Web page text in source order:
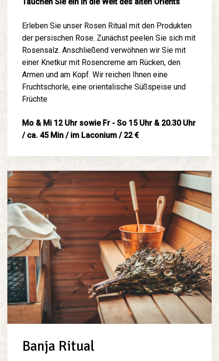
Erleben Sie unser Rosen Ritual mit den Produkten
der persischen Rose. Zunächst peelen Sie sich mit
Rosensalz. Anschließend verwöhnen wir Sie mit
einer Knetkur mit Rosencreme am Rücken, den
Armen und am Kopf. Wir reichen Ihnen eine
Fruchtschorle, eine orientalische Süßspeise und
Früchte
Mo & Mi 12 Uhr sowie Fr - So 15 Uhr & 20.30 Uhr
/ ca. 45 Min / im Laconium / 22 €
Banja Ritual